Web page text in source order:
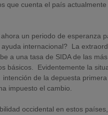
que cuenta el país
un periodo de esperanza
internacional? La
a una tasa de SIDA de las
básicos. Evidentemente la
de la depuesta
impuesto el cambio.
occidental en estos